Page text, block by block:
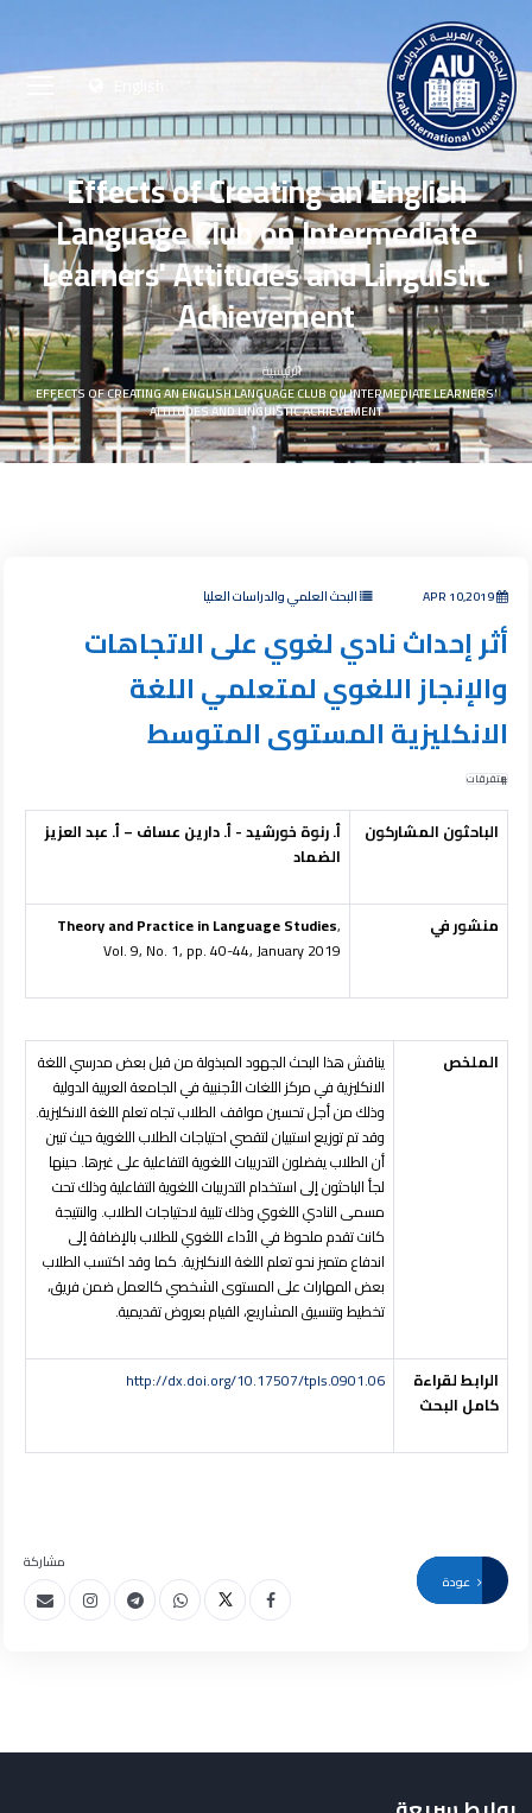
Effects of Creating an English
Language Club on Intermediate
Learners' Attitudes and Linguistic
Achievement
الرئيسية
EFFECTS OF CREATING AN ENGLISH LANGUAGE CLUB ON INTERMEDIATE LEARNERS'
ATTITUDES AND LINGUISTIC ACHIEVEMENT
APR 10,2019 البحث العلمي والدراسات العليا
أثر إحداث نادي لغوي على الاتجاهات
والإنجاز اللغوي لمتعلمي اللغة
الانكليزية المستوى المتوسط
متفرقات
الباحثون المشاركون
أ. رنوة خورشيد - أ. دارين عساف – أ. عبد العزيز
الضماد
منشور في Theory and Practice in Language Studies,
Vol. 9, No. 1, pp. 40-44, January 2019
الملخص
يناقش هذا البحث الجهود المبذولة من قبل بعض مدرسي اللغة
الانكليزية في مركز اللغات الأجنبية في الجامعة العربية الدولية
وذلك من أجل تحسين مواقف الطلاب تجاه تعلم اللغة الانكليزية.
وقد تم توزيع استبيان لتقصي احتياجات الطلاب اللغوية حيث تبين
أن الطلاب يفضلون التدريبات اللغوية التفاعلية على غيرها. حينها
لجأ الباحثون إلى استخدام التدريبات اللغوية التفاعلية وذلك تحت
مسمى النادي اللغوي وذلك تلبية لاحتياجات الطلاب. والنتيجة
كانت تقدم ملحوظ في الأداء اللغوي للطلاب بالإضافة إلى
اندفاع متميز نحو تعلم اللغة الانكليزية. كما وقد اكتسب الطلاب
بعض المهارات على المستوى الشخصي كالعمل ضمن فريق،
تخطيط وتنسيق المشاريع، القيام بعروض تقديمية.
الرابط لقراءة
كامل البحث
http://dx.doi.org/10.17507/tpls.0901.06
مشاركة